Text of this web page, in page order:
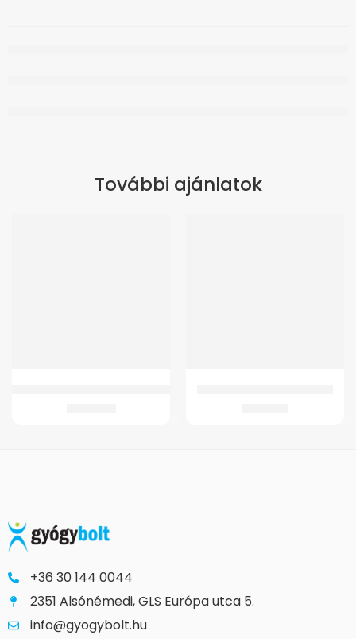
További ajánlatok
+36 30 144 0044
2351 Alsónémedi, GLS Európa utca 5.
info@gyogybolt.hu